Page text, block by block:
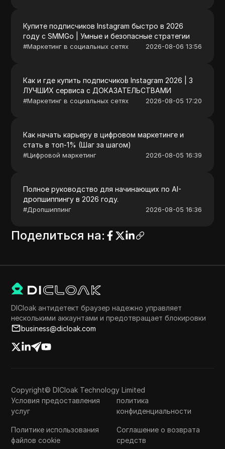
Купите подписчиков Instagram быстро в 2026
году с SMMGo | Умные и безопасные стратегии
#Маркетинг в социальных сетях 2026-08-06 13:56
Как и где купить подписчиков Instagram 2026 | 3
ЛУЧШИХ сервиса с ДОКАЗАТЕЛЬСТВАМИ
#Маркетинг в социальных сетях 2026-08-05 17:20
Как начать карьеру в цифровом маркетинге и
стать в топ-1% (Шаг за шагом)
#Цифровой маркетинг 2026-08-05 16:39
Полное руководство для начинающих по AI-
дропшиппингу в 2026 году.
#Дропшиппинг 2026-08-05 16:36
Поделиться на:
DICloak антидетект браузер надежно управляет
несколькими аккаунтами и предотвращает блокировки
business@dicloak.com
Copyright© DICloak Technology Limited
Условия предоставления
услуг
политика
конфиденциальности
Политике использования
файлов cookie
Соглашение о возврата
средств